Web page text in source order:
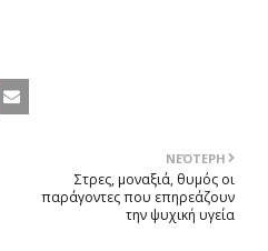
ΝΕΌΤΕΡΗ
Στρες, μοναξιά, θυμός οι
παράγοντες που επηρεάζουν
την ψυχική υγεία